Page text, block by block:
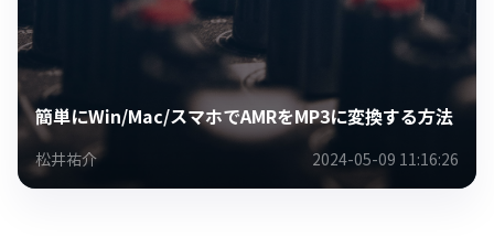
簡単にWin/Mac/スマホでAMRをMP3に変換する方法
松井祐介 2024-05-09 11:16:26